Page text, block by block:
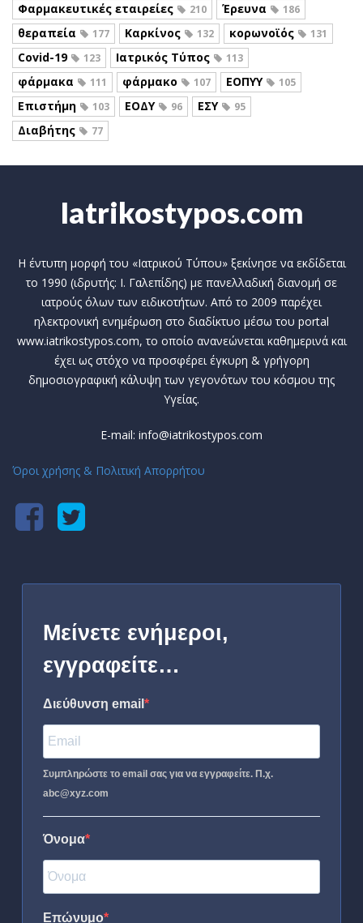
Φαρμακευτικές εταιρείες 210 Έρευνα 186
θεραπεία 177 Καρκίνος 132 κορωνοϊός 131
Covid-19 123 Ιατρικός Τύπος 113
φάρμακα 111 φάρμακο 107 ΕΟΠΥΥ 105
Επιστήμη 103 ΕΟΔΥ 96 ΕΣΥ 95
Διαβήτης 77
Iatrikostypos.com
Η έντυπη μορφή του «Ιατρικού Τύπου» ξεκίνησε να εκδίδεται
το 1990 (ιδρυτής: Ι. Γαλεπίδης) με πανελλαδική διανομή σε
ιατρούς όλων των ειδικοτήτων. Από το 2009 παρέχει
ηλεκτρονική ενημέρωση στο διαδίκτυο μέσω του portal
www.iatrikostypos.com, το οποίο ανανεώνεται καθημερινά και
έχει ως στόχο να προσφέρει έγκυρη & γρήγορη
δημοσιογραφική κάλυψη των γεγονότων του κόσμου της
Υγείας.
E-mail: info@iatrikostypos.com
Όροι χρήσης & Πολιτική Απορρήτου
Μείνετε ενήμεροι,
εγγραφείτε…
Διεύθυνση email
Συμπληρώστε το email σας για να εγγραφείτε. Π.χ.
abc@xyz.com
Όνομα
Επώνυμο